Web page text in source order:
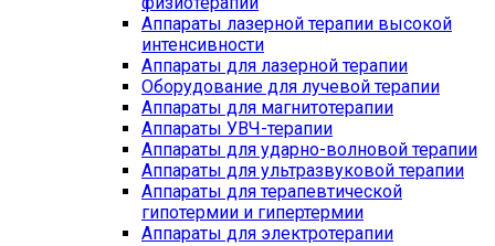
Аппараты лазерной терапии высокой
интенсивности
Аппараты для лазерной терапии
Оборудование для лучевой терапии
Аппараты для магнитотерапии
Аппараты УВЧ-терапии
Аппараты для ударно-волновой терапии
Аппараты для ультразвуковой терапии
Аппараты для терапевтической
гипотермии и гипертермии
Аппараты для электротерапии